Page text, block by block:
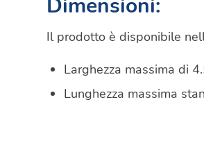
Il prodotto è disponibile
Larghezza massima di
Lunghezza massima